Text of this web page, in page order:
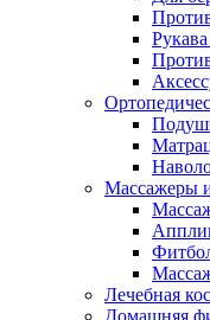
Массажеры
Лечебная
Домашняя